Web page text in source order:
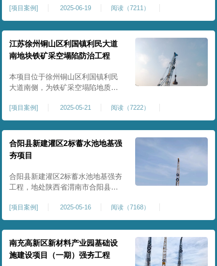
积约 20000 平方米，采用满场强夯
加固方式改善场地工程地质条件，
有效提高地基承载力、控制不均匀
沉降，满足变电站各类构支架、电
气设备及配套设施建设标准。本项
目是嵩县重要电力基础设施，投运
后优化区域电网布局，增强当
[项目案例] 2025-06-19 阅读（7211）
江苏徐州铜山区利国镇利民大道
南地块铁矿采空塌陷防治工程
本项目位于徐州铜山区利国镇利民
大道南侧，为铁矿采空塌陷地质灾
35000㎡。针对区域铁矿开采遗留的
地层松散、裂隙发育、塌陷沉降等
隐患，采用强夯工艺加固场地地
基，消除采空地质风险，提升场地
整体稳定性与承载力，彻底改善地
块建设条件，实现矿区地质灾害治
理与土地安全利用。
[项目案例] 2025-05-21 阅读（7222）
合阳县新建灌区2标蓄水池地基强
夯项目
合阳县新建灌区2标蓄水池地基强夯
工程，地处陕西省渭南市合阳县，
的关键前置工程，主要服务于片区
农业灌溉蓄水配套建设，为后续蓄
水池主体施工筑牢地基基础，保障
灌区水利设施长期稳定运行。本工
程核心施工内容为蓄水池场地地基
强夯加固处理，总强夯施工面积
[项目案例] 2025-05-16 阅读（7168）
南充高新区新材料产业园基础设
施建设项目（一期）强夯工程